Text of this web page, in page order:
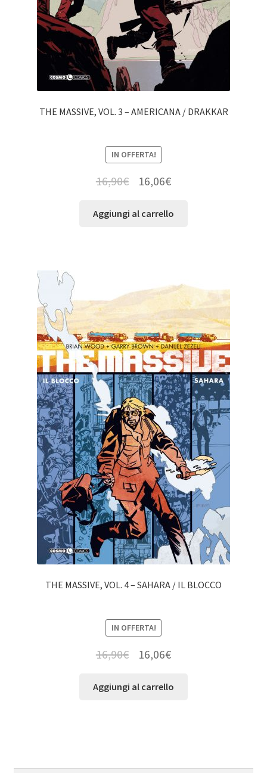
THE MASSIVE, VOL. 3 – AMERICANA / DRAKKAR
IN OFFERTA!
16,90€ 16,06€
Aggiungi al carrello
THE MASSIVE, VOL. 4 – SAHARA / IL BLOCCO
IN OFFERTA!
16,90€ 16,06€
Aggiungi al carrello